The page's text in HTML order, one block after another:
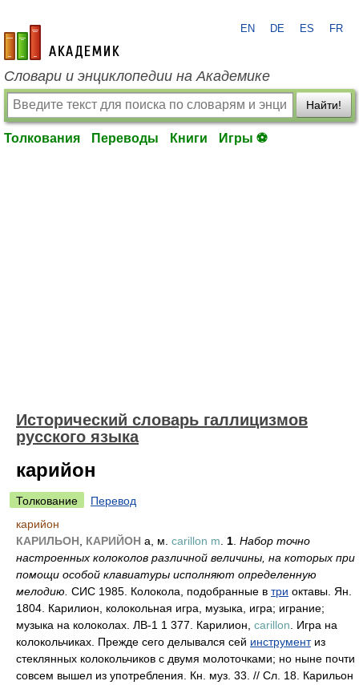
academic.ru
EN DE ES FR
Словари и энциклопедии на Академике
Найти!
Толкования Переводы Книги Игры ⚽
Исторический словарь галлицизмов
русского языка
карийон
Толкование
Перевод
карийон
КАРИЛЬОН
КАРИЙОН а, м. carillon m 1 Набор точно
настроенных колоколов различной величины, на которых при
помощи особой клавиатуры исполняют определенную
мелодию. СИС 1985. Колокола, подобранные в три октавы. Ян.
1804. Карилион, колокольная игра, музыка, игра; играние;
музыка на колоколах. ЛВ-1 1 377. Карилион, carillon . Игра на
колокольчиках. Прежде сего делывался сей инструментиз
стеклянных колокольчиков с двумя молоточками; но ныне почти
совсем вышел из употребления. Кн. муз. 33. // Сл. 18. Карильон